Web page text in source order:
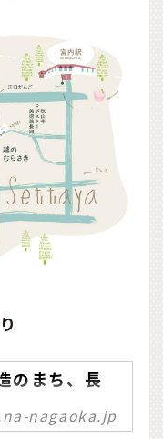
のまち、長
美しい水と空
nagaoka.jp